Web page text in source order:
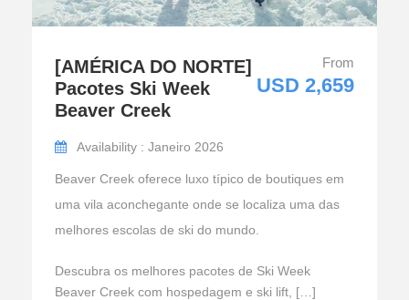
[AMÉRICA DO NORTE]
Pacotes Ski Week
Beaver Creek
From
USD 2,659
Availability : Janeiro 2026
Beaver Creek oferece luxo típico de boutiques em
uma vila aconchegante onde se localiza uma das
melhores escolas de ski do mundo.
Descubra os melhores pacotes de Ski Week
Beaver Creek com hospedagem e ski lift, […]